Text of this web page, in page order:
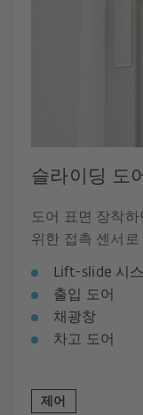
슬라이딩 도
도어 표면 장착하
위한 접촉 센서
Lift-slide 시
출입 도어
채광창
차고 도어
제어